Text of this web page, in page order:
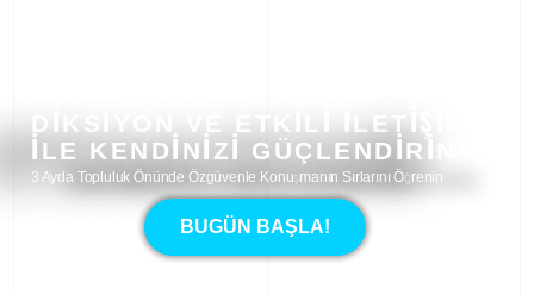
DIKSIYON VE ETKILI İLETIŞIM
ILE KENDINIZI GÜÇLENDIRIN
3 Ayda Topluluk Önünde Özgüvenle Konuşmanın Sırlarını Öğrenin
BUGÜN BAŞLA!